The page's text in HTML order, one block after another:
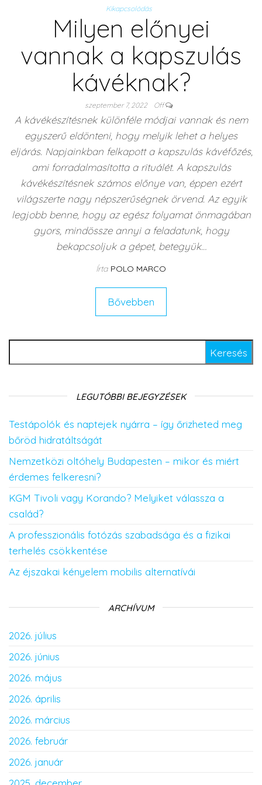
Kikapcsolódás
Milyen előnyei
vannak a kapszulás
kávéknak?
szeptember 7, 2022 Off
A kávékészítésnek különféle módjai vannak és nem
egyszerű eldönteni, hogy melyik lehet a helyes
eljárás. Napjainkban felkapott a kapszulás kávéfőzés,
ami forradalmasította a rituálét. A kapszulás
kávékészítésnek számos előnye van, éppen ezért
világszerte nagy népszerűségnek örvend. Az egyik
legjobb benne, hogy az egész folyamat önmagában
gyors, mindössze annyi a feladatunk, hogy
bekapcsoljuk a gépet, betegyük…
Írta POLO MARCO
Bővebben
LEGUTÓBBI BEJEGYZÉSEK
Testápolók és naptejek nyárra – így őrizheted meg
bőröd hidratáltságát
Nemzetközi oltóhely Budapesten – mikor és miért
érdemes felkeresni?
KGM Tivoli vagy Korando? Melyiket válassza a
család?
A professzionális fotózás szabadsága és a fizikai
terhelés csökkentése
Az éjszakai kényelem mobilis alternatívái
ARCHÍVUM
2026. július
2026. június
2026. május
2026. április
2026. március
2026. február
2026. január